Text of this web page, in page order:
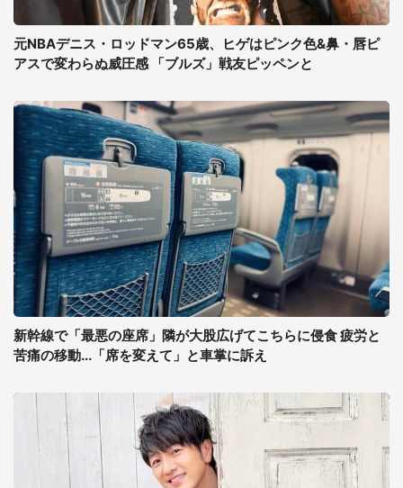
元NBAデニス・ロッドマン65歳、ヒゲはピンク色&鼻・唇ピ
アスで変わらぬ威圧感 「ブルズ」戦友ピッペンと
新幹線で「最悪の座席」隣が大股広げてこちらに侵食 疲労と
苦痛の移動...「席を変えて」と車掌に訴え